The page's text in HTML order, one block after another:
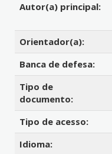
Autor(a) principal:
Orientador(a):
Banca de defesa:
Tipo de
documento:
Tipo de acesso:
Idioma: